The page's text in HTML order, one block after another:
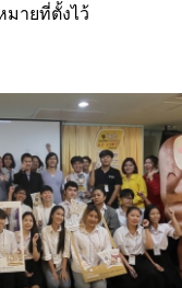
มายที่ตั้งไว้